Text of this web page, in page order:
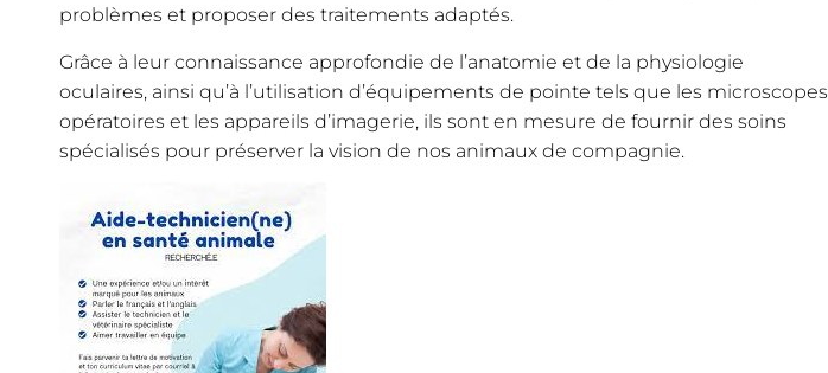
problèmes et proposer des traitements adaptés.
Grâce à leur connaissance approfondie de l’anatomie et de la physiologie
oculaires, ainsi qu’à l’utilisation d’équipements de pointe tels que les microscopes
opératoires et les appareils d’imagerie, ils sont en mesure de fournir des soins
spécialisés pour préserver la vision de nos animaux de compagnie.